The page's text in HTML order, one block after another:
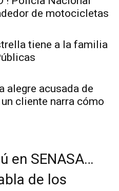
de motocicletas
tiene a la familia
alegre acusada de
cliente narra cómo
en SENASA…
de los